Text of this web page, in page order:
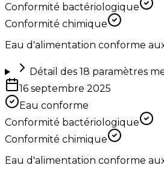
Conformité bactériologique
Conformité chimique
Eau d'alimentation conforme
Détail des 18 paramètres
16 septembre 2025
Eau conforme
Conformité bactériologique
Conformité chimique
Eau d'alimentation conforme